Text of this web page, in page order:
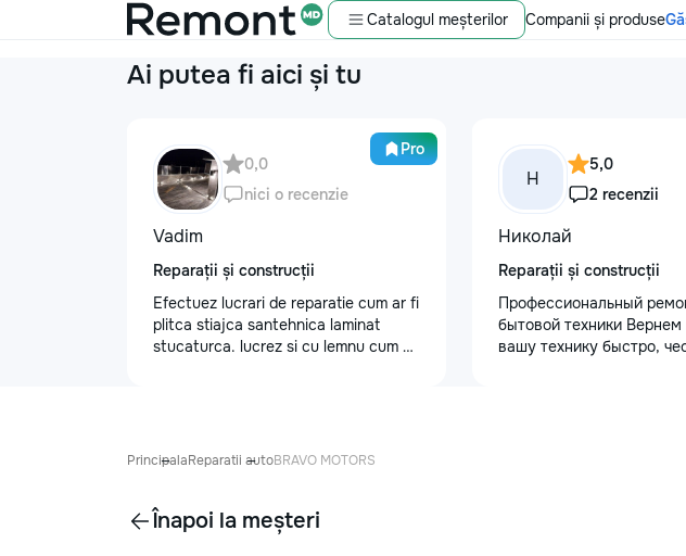
Catalogul meșterilor Companii și produse
Ai putea fi aici și tu
Pro
0,0
nici o recenzie
Vadim
Reparații și construcții
Efectuez lucrari de reparatie cum ar fi
plitca stiajca santehnica laminat
stucaturca. lucrez si cu lemnu cum ar
Н
5,0
2 recenzii
Николай
Reparații și construcții
Профессиональный
бытовой техники
вашу технику быстро,
PrincipalaReparatii autoBRAVO MOTORS
Înapoi la meșteri